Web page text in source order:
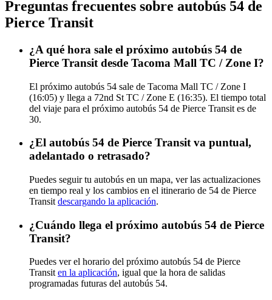
Preguntas frecuentes sobre autobús 54 de
Pierce Transit
¿A qué hora sale el próximo autobús 54 de
Pierce Transit desde Tacoma Mall TC / Zone I?
El próximo autobús 54 sale de Tacoma Mall TC / Zone I
(16:05) y llega a 72nd St TC / Zone E (16:35). El tiempo total
del viaje para el próximo autobús 54 de Pierce Transit es de
30.
¿El autobús 54 de Pierce Transit va puntual,
adelantado o retrasado?
Puedes seguir tu autobús en un mapa, ver las actualizaciones
en tiempo real y los cambios en el itinerario de 54 de Pierce
Transit descargando la aplicación.
¿Cuándo llega el próximo autobús 54 de Pierce
Transit?
Puedes ver el horario del próximo autobús 54 de Pierce
Transit en la aplicación, igual que la hora de salidas
programadas futuras del autobús 54.